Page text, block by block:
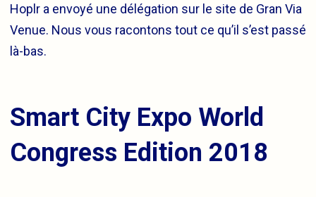
Hoplr a envoyé une délégation sur le site de Gran Via
Venue. Nous vous racontons tout ce qu’il s’est passé
là-bas.
Smart City Expo World
Congress Edition 2018